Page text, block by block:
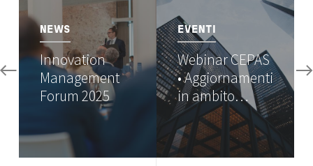
NEWS
Innovation
Management
Forum 2025
EVENTI
Webinar CEPAS
• Aggiornamenti
in ambito…